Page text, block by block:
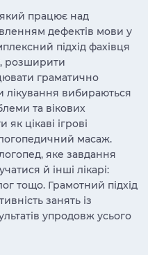
який працює над
дефектів мови у
підхід фахівця
розширити
граматично
вибираються
та вікових
цікаві ігрові
масаж.
яке завдання
й інші лікарі:
тощо. Грамотний підхід
занять із
упродовж усього